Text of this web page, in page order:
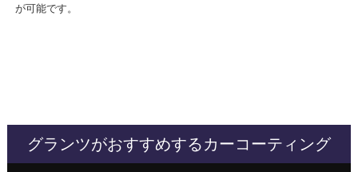
が可能です。
グランツがおすすめするカーコーティング